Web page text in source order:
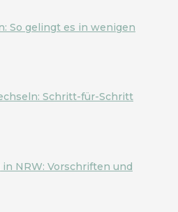
So gelingt es in wenigen
Schritt-für-Schritt
NRW: Vorschriften und